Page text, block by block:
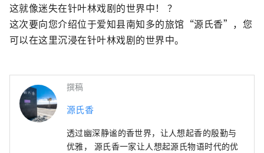
这就像迷失在针叶林戏剧的世界中！ ？
这次要向您介绍位于爱知县南知多的旅馆“源氏香”，您
可以在这里沉浸在针叶林戏剧的世界中。
撰稿
源氏香
透过幽深静谧的香世界，让人想起香的殷勤与
优雅， 源氏香一家让人想起源氏物语时代的优